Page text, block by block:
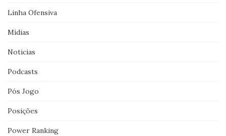
Linha Ofensiva
Mídias
Noticias
Podcasts
Pós Jogo
Posições
Power Ranking